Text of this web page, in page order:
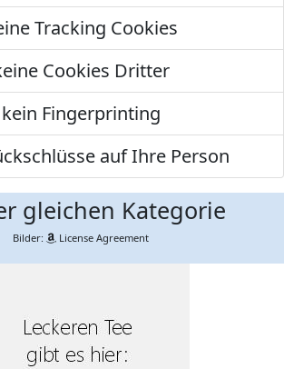
Tracking Cookies
Cookies Dritter
kein Fingerprinting
auf Ihre Person
gleichen Kategorie
Bilder: License Agreement